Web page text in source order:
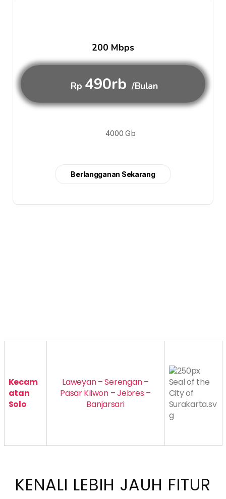
200 Mbps
Rp 490rb /Bulan
4000 Gb
Berlangganan Sekarang
Kecam
atan
Solo
Laweyan – Serengan –
Pasar Kliwon – Jebres –
Banjarsari
KENALI LEBIH JAUH FITUR